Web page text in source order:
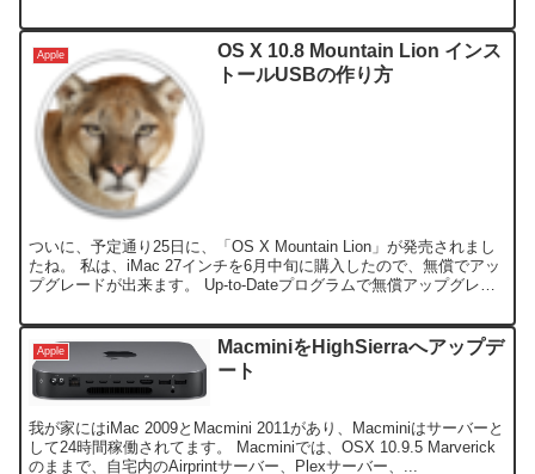
Apple
OS X 10.8 Mountain Lion インス
トールUSBの作り方
ついに、予定通り25日に、「OS X Mountain Lion」が発売されまし
たね。 私は、iMac 27インチを6月中旬に購入したので、無償でアッ
プグレードが出来ます。 Up-to-Dateプログラムで無償アップグレー
Apple
MacminiをHighSierraへアップデ
ート
我が家にはiMac 2009とMacmini 2011があり、Macminiはサーバーと
して24時間稼働されてます。 Macminiでは、OSX 10.9.5 Marverick
のままで、自宅内のAirprintサーバー、Plexサーバー、...